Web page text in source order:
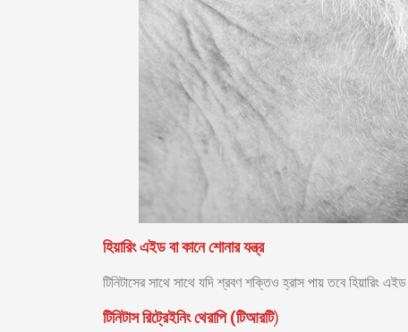
হিয়ারিং এইড বা কানে শোনার যন্ত্র
টিনিটাসের সাথে সাথে যদি শ্রবণ শক্তিও হ্রাস পায় তবে হিয়ারিং
টিনিটাস রিট্রেইনিং থেরাপি (টিআরটি)